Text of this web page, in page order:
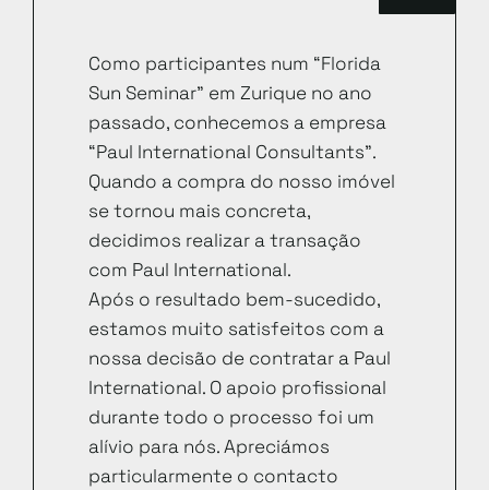
Como participantes num “Florida
Sun Seminar” em Zurique no ano
passado, conhecemos a empresa
“Paul International Consultants”.
Quando a compra do nosso imóvel
se tornou mais concreta,
decidimos realizar a transação
com Paul International.
Após o resultado bem-sucedido,
estamos muito satisfeitos com a
nossa decisão de contratar a Paul
International. O apoio profissional
durante todo o processo foi um
alívio para nós. Apreciámos
particularmente o contacto